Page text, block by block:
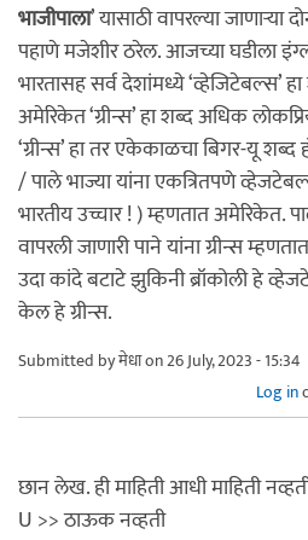
भाजीपाला’ यासाठी वापरल्या
पहाणे मजेशीर ठरेल. आजच्या घडीला
भारतासह सर्व देशांमध्ये ‘व्हेजिटेबल्स’ हा
अमेरिकेत ‘ग्रीन्स’ हा शब्द अधिक
‘ग्रीन्स’ हा तर एकेकाळचा बिगर-यू
/ पाले भाज्या यांना एकत्रितपणे
भारतीय उच्चार ! ) म्हणतात अमेरिकेत.
वापरली जाणारी पाने यांना ग्रीन्स
उदा कांदे बटाटे झुकिनी ब्रॉकोली हे
केल हे ग्रीन्स.
Submitted byमेधाon 26 July, 2023 - 15:34
Log in
छान लेख. ही माहिती आधी माहिती
U >> ठाऊक नव्हती